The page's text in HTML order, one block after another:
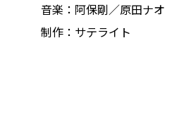
音楽：阿保剛／原田ナオ
制作：サテライト